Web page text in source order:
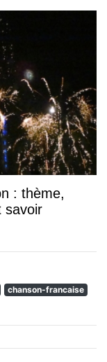
: thème,
savoir
chanson-francaise